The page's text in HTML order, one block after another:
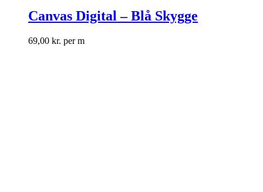
Canvas Digital – Blå Skygge
69,00 kr. per m